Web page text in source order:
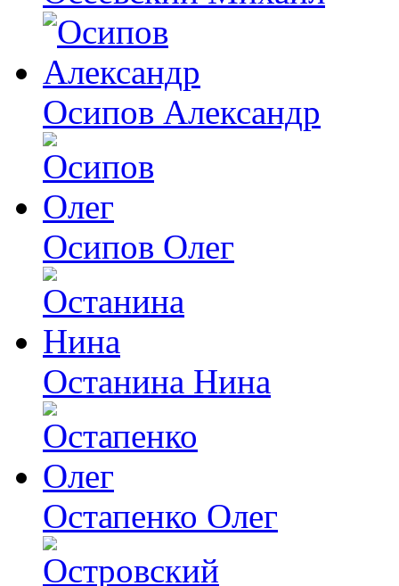
Осипов Александр
Осипов Олег
Останина Нина
Остапенко Олег